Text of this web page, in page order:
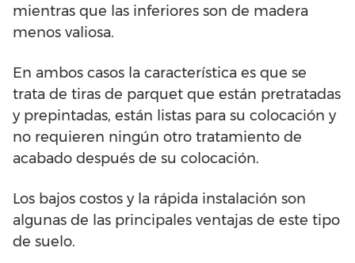
mientras que las inferiores son de madera
menos valiosa.
En ambos casos la característica es que se
trata de tiras de parquet que están pretratadas
y prepintadas, están listas para su colocación y
no requieren ningún otro tratamiento de
acabado después de su colocación.
Los bajos costos y la rápida instalación son
algunas de las principales ventajas de este tipo
de suelo.